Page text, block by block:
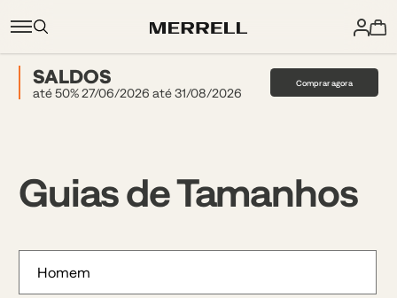
SALDOS
até 50% 27/06/2026 até 31/08/2026
Comprar agora
Guias de Tamanhos